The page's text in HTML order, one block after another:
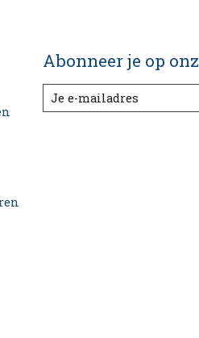
Abonneer je op